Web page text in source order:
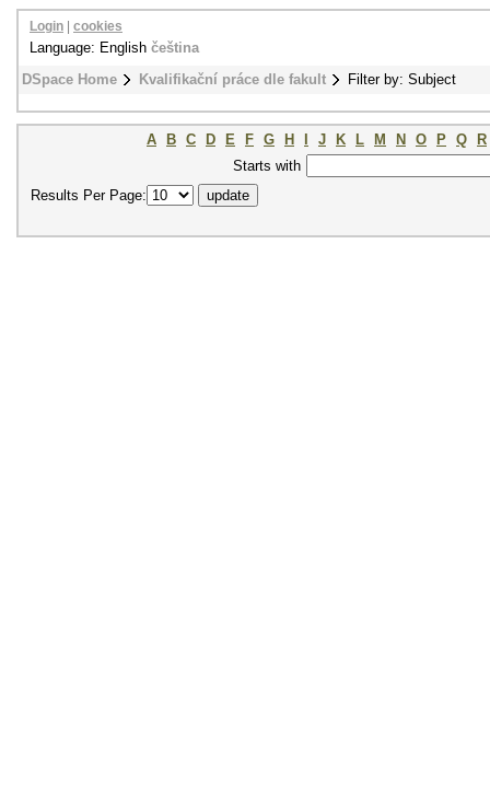
DSpace Home Kvalifikační práce dle fakult Filter by: Subject
Login cookies
Language: English čeština
A B C D E F G H J K L M N O P Q
R
Starts with
Results Per Page: